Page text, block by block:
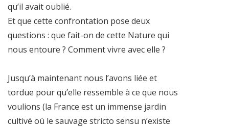
qu’il avait oublié.
Et que cette confrontation pose deux
questions : que fait-on de cette Nature qui
nous entoure ? Comment vivre avec elle ?
Jusqu’à maintenant nous l’avons liée et
tordue pour qu’elle ressemble à ce que nous
voulions (la France est un immense jardin
cultivé où le sauvage stricto sensu n’existe